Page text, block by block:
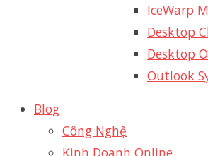
IceWarp
Desktop
Desktop
Outlook
Blog
Công Nghệ
Kinh Doanh Online